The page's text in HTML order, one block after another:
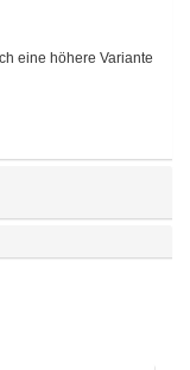
eine höhere Variante